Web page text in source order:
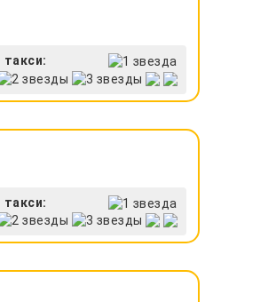
такси:
такси: